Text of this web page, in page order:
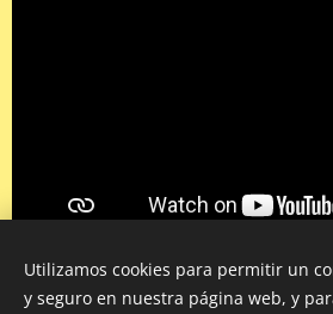
Utilizamos cookies para permitir un
y seguro en nuestra página web, y